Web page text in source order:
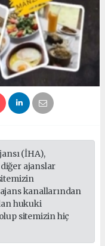
(İHA),
ajanslar
kanallarından
hukuki
sitemizin hiç